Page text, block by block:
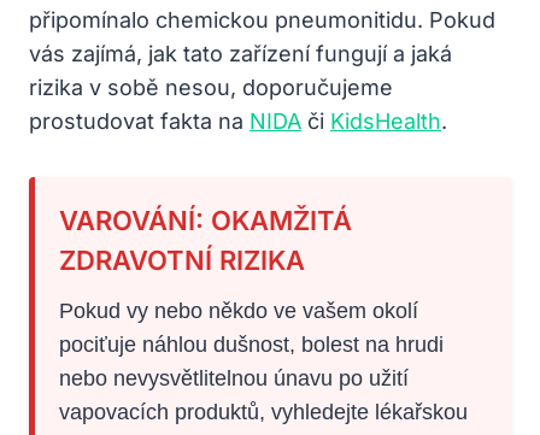
připomínalo chemickou pneumonitidu. Pokud
vás zajímá, jak tato zařízení fungují a jaká
rizika v sobě nesou, doporučujeme
prostudovat fakta na NIDA či KidsHealth.
VAROVÁNÍ: OKAMŽITÁ
ZDRAVOTNÍ RIZIKA
Pokud vy nebo někdo ve vašem okolí
pociťuje náhlou dušnost, bolest na hrudi
nebo nevysvětlitelnou únavu po užití
vapovacích produktů, vyhledejte lékařskou